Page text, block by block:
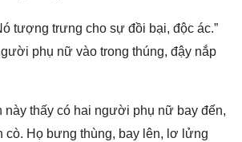
tượng trưng cho sự đồi bại, độc ác.”
phụ nữ vào trong thúng, đậy nắp
này thấy có hai người phụ nữ bay đến,
cò. Họ bưng thùng, bay lên, lơ lửng